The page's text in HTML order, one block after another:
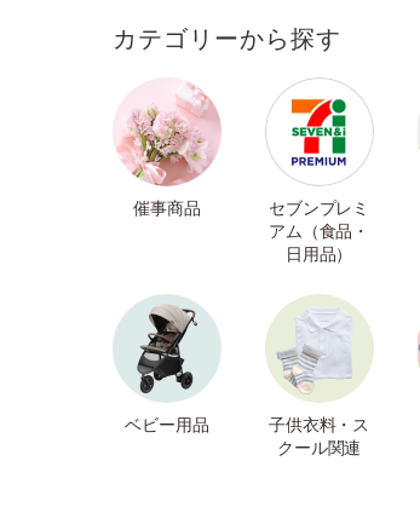
カテゴリーから探す
催事商品
セブンプレミ
アム（食品・
日用品）
ベビー用品
子供衣料・ス
クール関連